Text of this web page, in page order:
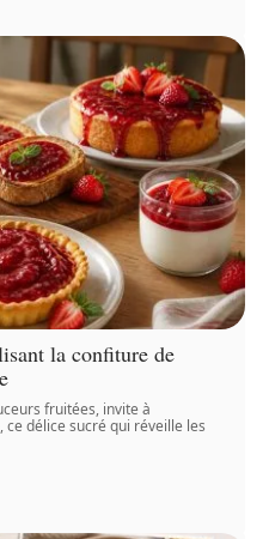
la confiture de
fruitées, invite à
délice sucré qui réveille les